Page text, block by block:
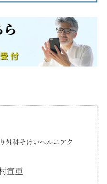
外科そけいヘルニアク
宣亜